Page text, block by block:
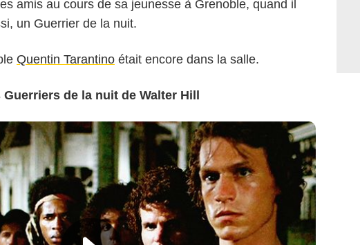
amis au cours de sa jeunesse à Grenoble, quand il
un Guerrier de la nuit.
Quentin Tarantino était encore dans la salle.
de la nuit de Walter Hill